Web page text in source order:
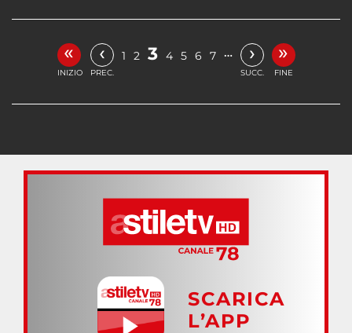
«
INIZIO
‹
PREC.
1 2 3 4 5 6 7 … ›
SUCC.
»
FINE
SCARICA
L’APP